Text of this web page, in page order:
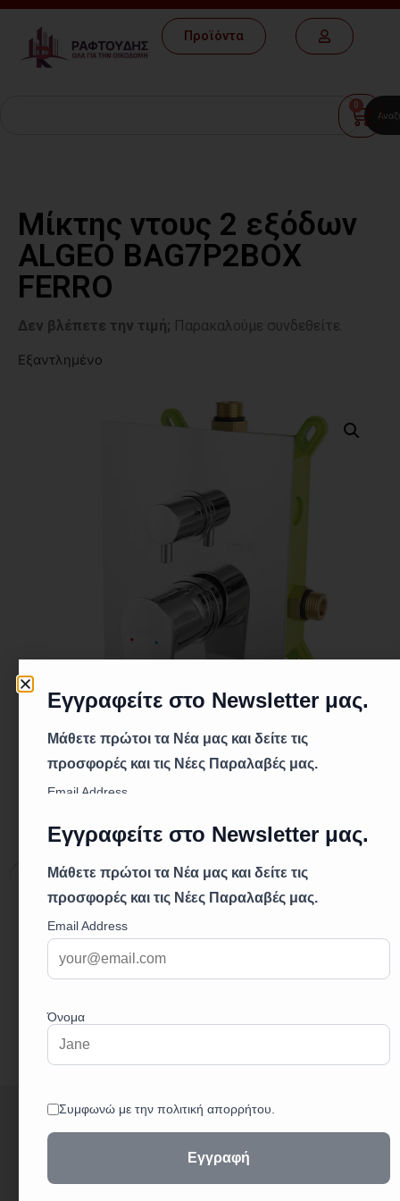
Προϊόντα
0
Μίκτης ντους 2 εξόδων
ALGEO BAG7P2BOX
FERRO
Δεν βλέπετε την τιμή; Παρακαλούμε συνδεθείτε.
Εξαντλημένο
Περιγραφή Επιπλέον πληροφορίες
Περιγραφή
μηχανισμός κεραμικών δίσκων
δύο έξοδοι ροής, τέσσερις διαδρομές νερού
2